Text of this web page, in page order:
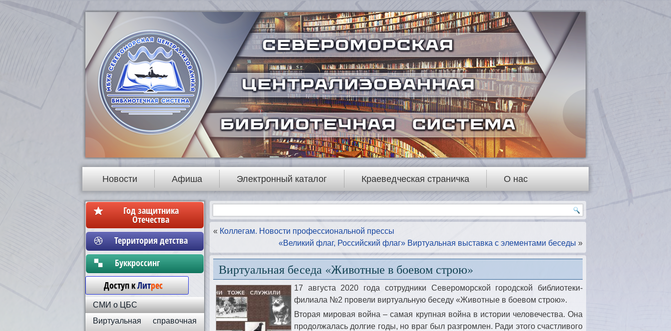
Новости Афиша Электронный каталог Краеведческая страничка О нас
Год защитника
Отечества
Территория детства
Бyккpoccинг
Доступ кЛитрес
СМИ о ЦБС
Виртуальная справочная
« Коллегам. Новости профессиональной прессы
«Великий флаг, Российский флаг» Виртуальная выставка с элементами беседы »
Виртуальная беседа «Животные в боевом строю»
17 августа 2020 года сотрудники Североморской городской библиотеки-
филиала №2 провели виртуальную беседу «Животные в боевом строю».
Вторая мировая война – самая крупная война в истории человечества. Она
продолжалась долгие годы, но враг был разгромлен. Ради этого счастливого